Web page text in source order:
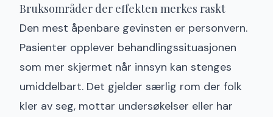
Bruksområder der effekten merkes raskt
Den mest åpenbare gevinsten er personvern.
Pasienter opplever behandlingssituasjonen
som mer skjermet når innsyn kan stenges
umiddelbart. Det gjelder særlig rom der folk
kler av seg, mottar undersøkelser eller har